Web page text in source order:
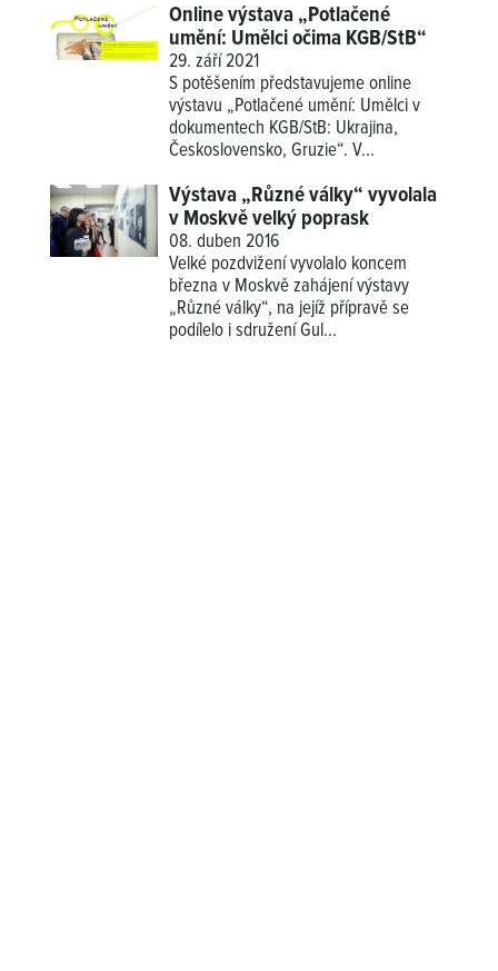
Online výstava „Potlačené
umění: Umělci očima KGB/StB“
29. září 2021
S potěšením představujeme online
výstavu „Potlačené umění: Umělci v
dokumentech KGB/StB: Ukrajina,
Československo, Gruzie“. V...
Výstava „Různé války“ vyvolala
v Moskvě velký poprask
08. duben 2016
Velké pozdvižení vyvolalo koncem
března v Moskvě zahájení výstavy
„Různé války“, na jejíž přípravě se
podílelo i sdružení Gul...